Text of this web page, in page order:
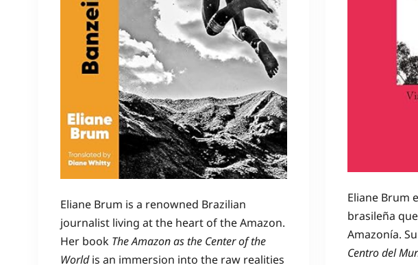
Eliane Brum is a renowned Brazilian
journalist living at the heart of the Amazon.
Her book The Amazon as the Center of the
Worldis an immersion into the raw realities
Eliane Brum
brasileña
Amazonía.
Centro del